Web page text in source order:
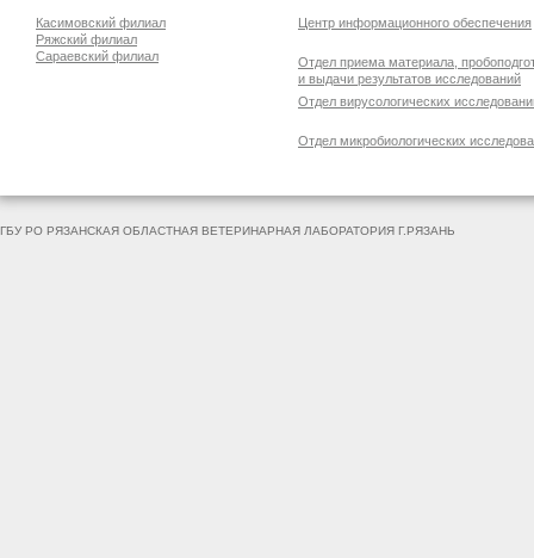
Касимовский филиал
Ряжский филиал
Сараевский филиал
Центр информационного обеспечения
Отдел приема материала,
и выдачи результатов исследований
Отдел вирусологических
Отдел микробиологических
ГБУ РО РЯЗАНСКАЯ ОБЛАСТНАЯ ВЕТЕРИНАРНАЯ ЛАБОРАТОРИЯ Г.РЯЗАНЬ